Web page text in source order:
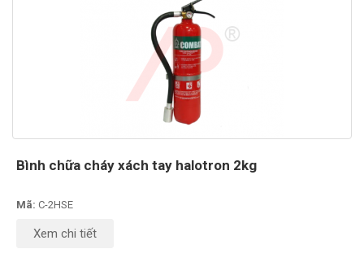
Bình chữa cháy xách tay halotron 2kg
Mã: C-2HSE
Xem chi tiết